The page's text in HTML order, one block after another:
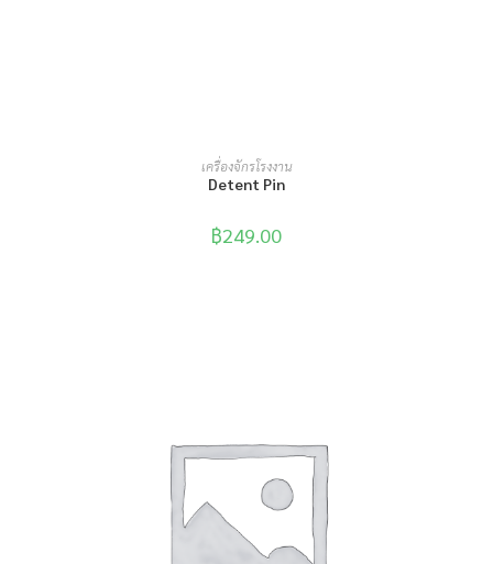
หยิบใส่ตะกร้า
เครื่องจักรโรงงาน
Detent Pin
฿249.00